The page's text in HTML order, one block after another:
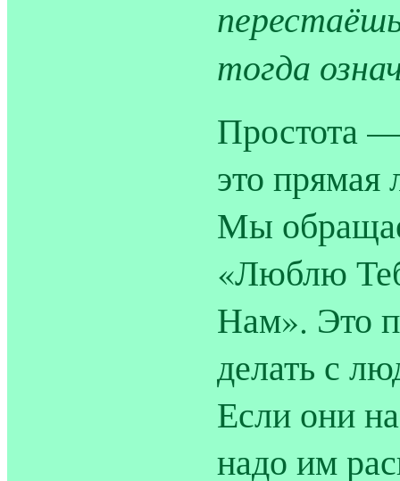
тогда
Простота
это прямая
Мы
«Люблю
Нам». Это
делать с
Если они
надо им